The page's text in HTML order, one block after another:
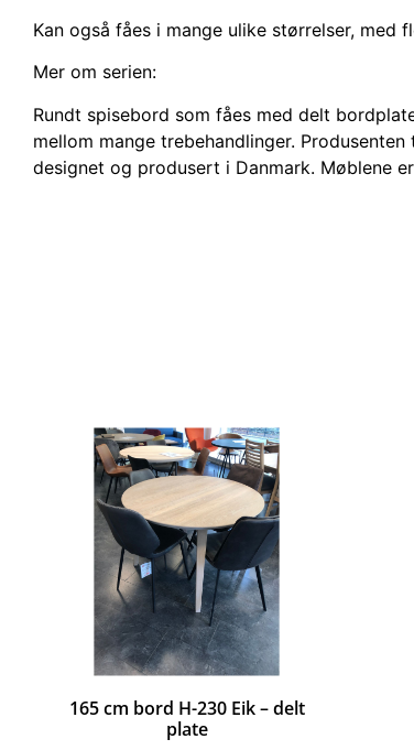
Kan også fåes i mange ulike størrelser,
Mer om serien:
Rundt spisebord som fåes med delt
mellom mange trebehandlinger.
designet og produsert i Danmark. Møblene
165 cm bord H-230 Eik – delt
plate